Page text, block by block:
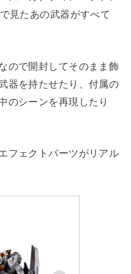
見たあの武器がすべて
ので開封してそのまま飾
器を持たせたり、付属の
のシーンを再現したり
フェクトパーツがリアル